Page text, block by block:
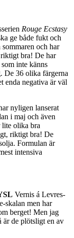
Rouge Ecstasy
ge både fukt och
och har
bra! De har
inte känns
De 36 olika färgerna
enda negativa är väl
nyligen lanserat
i maj och även
lite olika bra
riktigt bra! De
Formulan är
intensiva
Vernis á Levres-
skalan men har
berget! Men jag
är de plötsligt en av